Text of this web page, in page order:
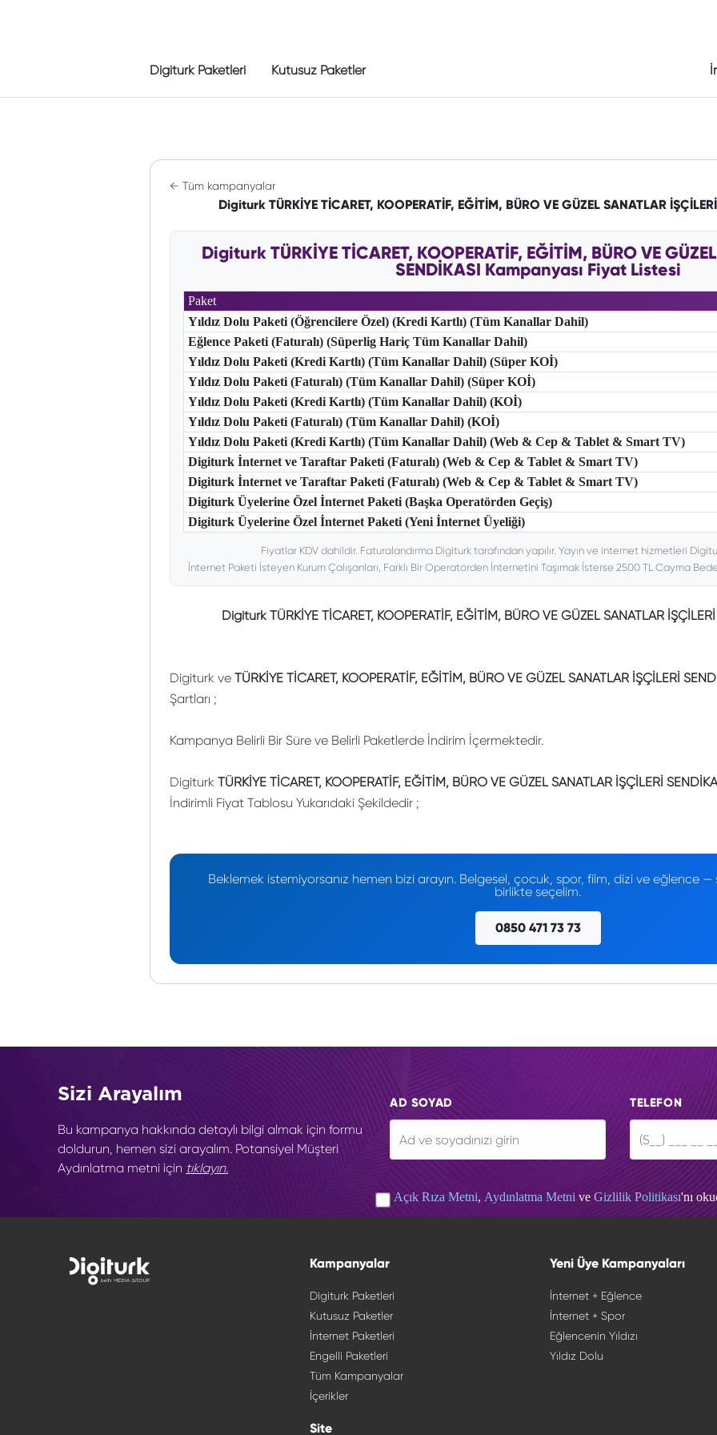
Digiturk Paketleri Kutusuz Paketler
← Tüm kampanyalar
Digiturk TÜRKİYE TİCARET, KOOPERATİF, EĞİTİM, BÜRO VE GÜZEL SANATLAR
Digiturk TÜRKİYE TİCARET, KOOPERATİF, EĞİTİM, BÜRO VE
SENDİKASI Kampanyası Fiyat Listesi
Paket
Yıldız Dolu Paketi (Öğrencilere Özel) (Kredi Kartlı) (Tüm Kanallar Dahil)
Eğlence Paketi (Faturalı) (Süperlig Hariç Tüm Kanallar Dahil)
Yıldız Dolu Paketi (Kredi Kartlı) (Tüm Kanallar Dahil) (Süper KOİ)
Yıldız Dolu Paketi (Faturalı) (Tüm Kanallar Dahil) (Süper KOİ)
Yıldız Dolu Paketi (Kredi Kartlı) (Tüm Kanallar Dahil) (KOİ)
Yıldız Dolu Paketi (Faturalı) (Tüm Kanallar Dahil) (KOİ)
Yıldız Dolu Paketi (Kredi Kartlı) (Tüm Kanallar Dahil) (Web & Cep & Tablet & Smart TV)
Digiturk İnternet ve Taraftar Paketi (Faturalı) (Web & Cep & Tablet & Smart TV)
Digiturk İnternet ve Taraftar Paketi (Faturalı) (Web & Cep & Tablet & Smart TV)
Digiturk Üyelerine Özel İnternet Paketi (Başka Operatörden Geçiş)
Digiturk Üyelerine Özel İnternet Paketi (Yeni İnternet Üyeliği)
Fiyatlar KDV dahildir. Faturalandırma Digiturk tarafından yapılır. Yayın ve internet hizmetleri
İnternet Paketi İsteyen Kurum Çalışanları, Farklı Bir Operatörden İnternetini Taşımak İsterse 2500 TL Cayma
Digiturk TÜRKİYE TİCARET, KOOPERATİF, EĞİTİM, BÜRO VE GÜZEL SANATLAR
Digiturk ve TÜRKİYE TİCARET, KOOPERATİF, EĞİTİM, BÜRO VE GÜZEL SANATLAR İŞÇİLERİ
Şartları ;
Kampanya Belirli Bir Süre ve Belirli Paketlerde İndirim İçermektedir.
Digiturk TÜRKİYE TİCARET, KOOPERATİF, EĞİTİM, BÜRO VE GÜZEL SANATLAR İŞÇİLERİ
İndirimli Fiyat Tablosu Yukarıdaki Şekildedir ;
Beklemek istemiyorsanız hemen bizi arayın. Belgesel, çocuk, spor, film, dizi ve eğlence
birlikte seçelim.
0850 471 73 73
Sizi Arayalım
Bu kampanya hakkında detaylı bilgi almak için formu
doldurun, hemen sizi arayalım. Potansiyel Müşteri
Aydınlatma metni için tıklayın.
AD SOYAD TELEFON
Açık Rıza Metni, Aydınlatma Metni ve Gizlilik Politikası'nı
Kampanyalar
Digiturk Paketleri
Kutusuz Paketler
İnternet Paketleri
Engelli Paketleri
Tüm Kampanyalar
İçerikler
Site
Yeni Üye Kampanyaları
İnternet + Eğlence
İnternet + Spor
Eğlencenin Yıldızı
Yıldız Dolu